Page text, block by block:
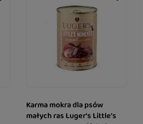
Karma mokra dla psów
małych ras Luger's Little's